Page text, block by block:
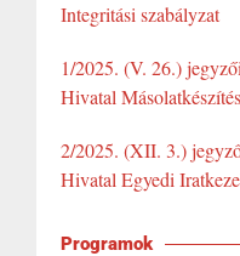
Integritási szabályzat
1/2025. (V. 26.)
Hivatal
2/2025. (XII. 3.) jegyz
Hivatal Egyedi
Programok